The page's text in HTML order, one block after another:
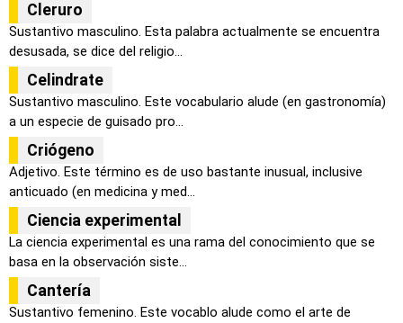
Cleruro
Sustantivo masculino. Esta palabra actualmente se encuentra
desusada, se dice del religio...
Celindrate
Sustantivo masculino. Este vocabulario alude (en gastronomía)
a un especie de guisado pro...
Criógeno
Adjetivo. Este término es de uso bastante inusual, inclusive
anticuado (en medicina y med...
Ciencia experimental
La ciencia experimental es una rama del conocimiento que se
basa en la observación siste...
Cantería
Sustantivo femenino. Este vocablo alude como el arte de